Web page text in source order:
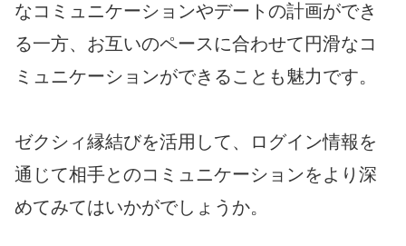
なコミュニケーションやデートの計画ができ
る一方、お互いのペースに合わせて円滑なコ
ミュニケーションができることも魅力です。
ゼクシィ縁結びを活用して、ログイン情報を
通じて相手とのコミュニケーションをより深
めてみてはいかがでしょうか。